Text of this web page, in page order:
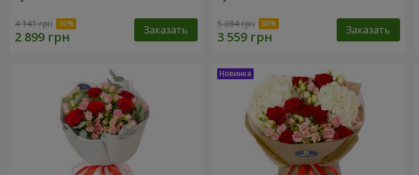
4 141 грн Заказать 5 084 грн Заказать